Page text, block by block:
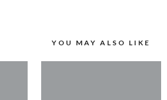
YOU MAY ALSO LIKE